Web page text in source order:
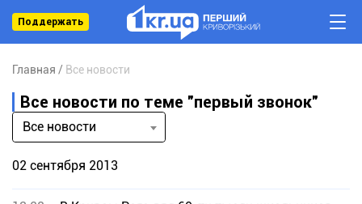
Поддержать
Главная Все новости
Все новости по теме "первый звонок"
Все новости
02 сентября 2013